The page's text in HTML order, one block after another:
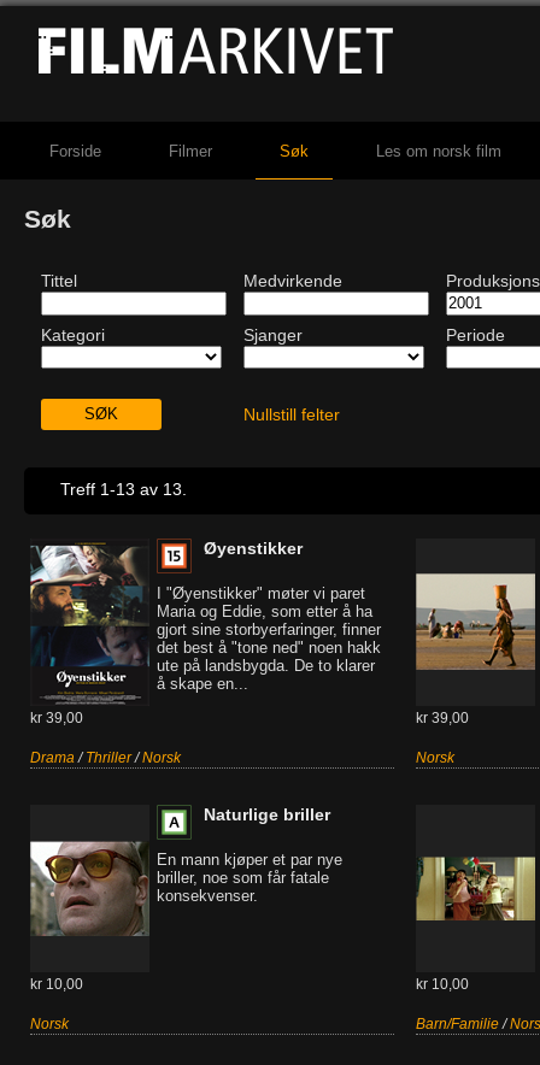
Forside Filmer Søk Les om norsk film
Søk
Tittel Medvirkende
Kategori Sjanger Periode
Nullstill felter
Treff 1-13 av 13.
Øyenstikker
I "Øyenstikker" møter vi paret
Maria og Eddie, som etter å ha
gjort sine storbyerfaringer, finner
det best å "tone ned" noen hakk
ute på landsbygda. De to klarer
å skape en...
kr 39,00
Drama/Thriller/Norsk
kr 39,00
Norsk
Naturlige briller
En mann kjøper et par nye
briller, noe som får fatale
konsekvenser.
kr 10,00
Norsk
kr 10,00
Barn/Familie/